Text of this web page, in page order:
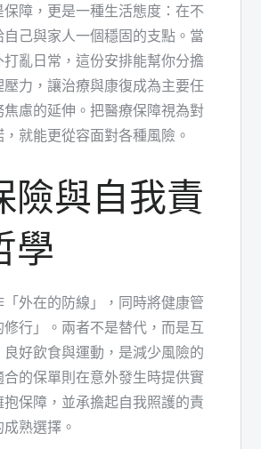
保障，更是一種生活態度：在不
己與家人一個穩固的支點。當
亂日常，這份安排能幫你分擔
力，讓治療與康復成為主要任
慮的延伸。把醫療保障視為對
就能更從容面對各種風險。
險與自我責
學
外在的防線」，同時將健康管
行」。兩者不是替代，而是互
好飲食與運動，是減少風險的
合的保單則在意外發生時提供實
保障，並承擔起自我照護的責
熟選擇。